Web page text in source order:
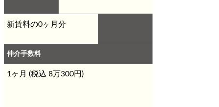
新賃料の0ヶ月分
仲介手数料
1ヶ月 (税込 8万300円)